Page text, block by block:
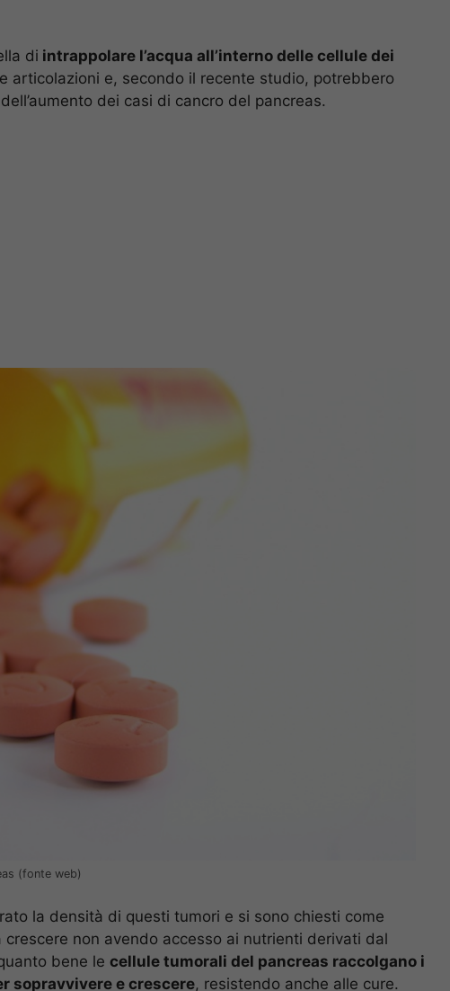
di intrappolare l’acqua all’interno delle cellule dei
articolazioni e, secondo il recente studio, potrebbero
dei casi di cancro del pancreas.
(fonte web)
la densità di questi tumori e si sono chiesti come
non avendo accesso ai nutrienti derivati ​​dal
bene le cellule tumorali del pancreas raccolgano i
sopravvivere e crescere, resistendo anche alle cure.